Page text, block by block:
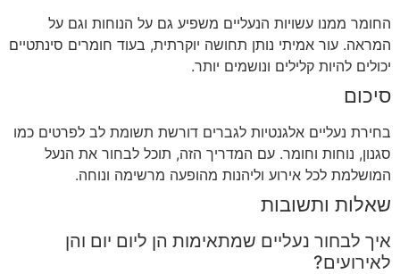
החומר ממנו עשויות הנעליים משפיע גם על הנוחות וגם על
המראה. עור אמיתי נותן תחושה יוקרתית, בעוד חומרים סינתטיים
יכולים להיות קלילים ונושמים יותר.
סיכום
בחירת נעליים אלגנטיות לגברים דורשת תשומת לב לפרטים כמו
סגנון, נוחות וחומר. עם המדריך הזה, תוכל לבחור את הנעל
המושלמת לכל אירוע וליהנות מהופעה מרשימה ונוחה.
שאלות ותשובות
איך לבחור נעליים שמתאימות הן ליום יום והן
לאירועים?